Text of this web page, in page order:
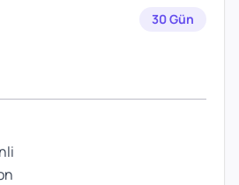
30 Gün